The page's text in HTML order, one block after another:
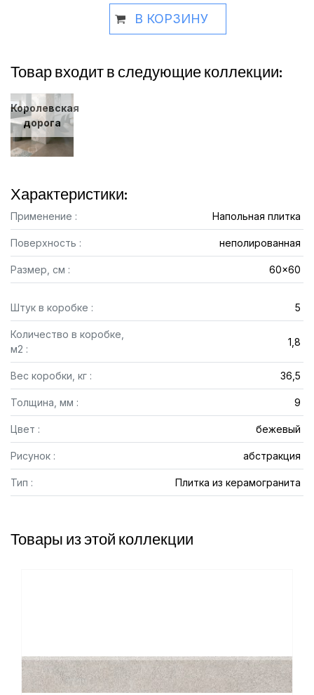
В КОРЗИНУ
Товар входит в следующие коллекции:
Королевская
дорога
Характеристики:
Применение : Напольная плитка
Поверхность : неполированная
Размер, см : 60x60
Штук в коробке : 5
Количество в коробке,
м2 :
1,8
Вес коробки, кг : 36,5
Толщина, мм : 9
Цвет : бежевый
Рисунок : абстракция
Тип : Плитка из керамогранита
Товары из этой коллекции